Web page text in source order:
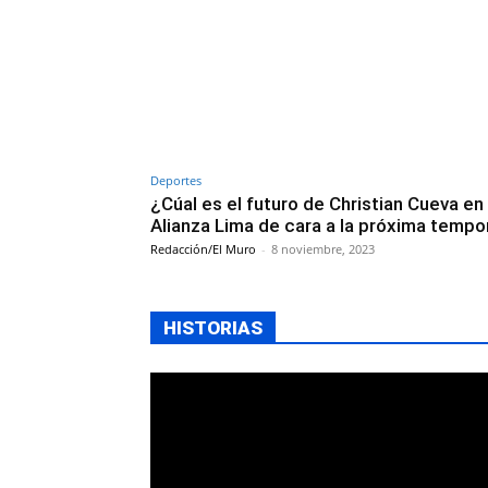
Deportes
¿Cúal es el futuro de Christian Cueva en
Alianza Lima de cara a la próxima
Redacción/El Muro - 8 noviembre, 2023
HISTORIAS